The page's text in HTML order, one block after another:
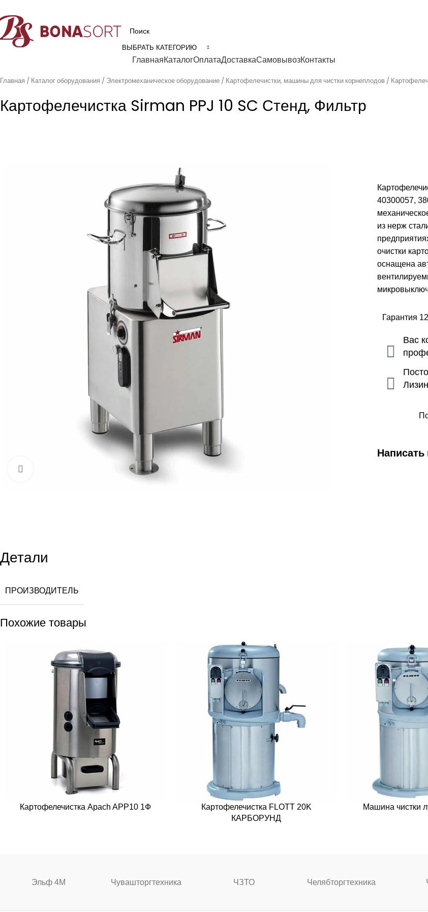
ВЫБРАТЬ КАТЕГОРИЮ
ГлавнаяКаталогОплатаДоставкаСамовывозКонтакты
Главная Каталог оборудования Электромеханическое оборудование Картофелечистки, машины для чистки корнеплодов
Картофелечистка Sirman PPJ 10 SC Стенд, Фильтр
40300057,
из нерж
очистки
оснащена
Гарантия
Вас
Написать
Детали
ПРОИЗВОДИТЕЛЬ
Похожие товары
Картофелечистка Apach APP10 1Ф
Картофелечистка FLOTT 20K
КАРБОРУНД
Машина чистки
Эльф 4М Чувашторгтехника ЧЗТО Челябторгтехника